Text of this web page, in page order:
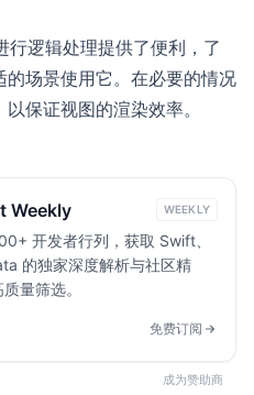
逻辑处理提供了便利，了
场景使用它。在必要的情况
保证视图的渲染效率。
Weekly WEEKLY
开发者行列，获取 Swift、
的独家深度解析与社区精
量筛选。
免费订阅
成为赞助商